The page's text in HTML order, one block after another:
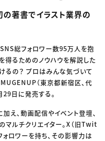
らせ
の著書でイラスト業界の
SNS総フォロワー数95万人を抱
を得るためのノウハウを解説した
るの？ プロはみんな気づいて
（東京都新宿区、代
日に発売する。
え、動画配信やイベント登壇、
ルチクリエイター。X（旧Twit
ロワーを持ち、その影響力は